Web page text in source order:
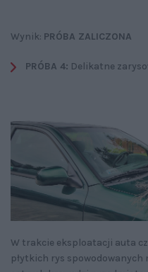
Wynik: PRÓBA ZALICZONA
PRÓBA 4: Delikatne
W trakcie eksploatacji auta
płytkich rys